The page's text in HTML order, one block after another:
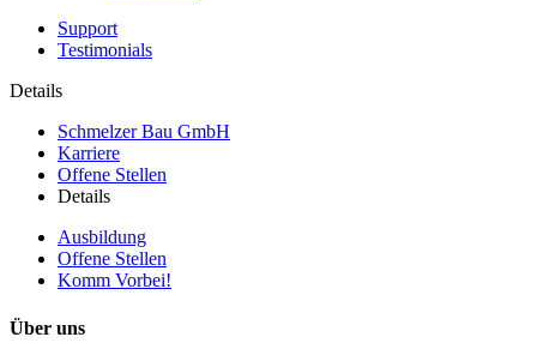
Support
Testimonials
Details
Schmelzer Bau GmbH
Karriere
Offene Stellen
Details
Ausbildung
Offene Stellen
Komm Vorbei!
Über uns